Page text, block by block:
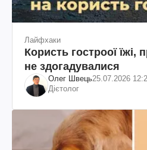
Лайфхаки
Користь гостроої їжі,
не здогадувалися
Олег Швець25.07.2026
Дієтолог